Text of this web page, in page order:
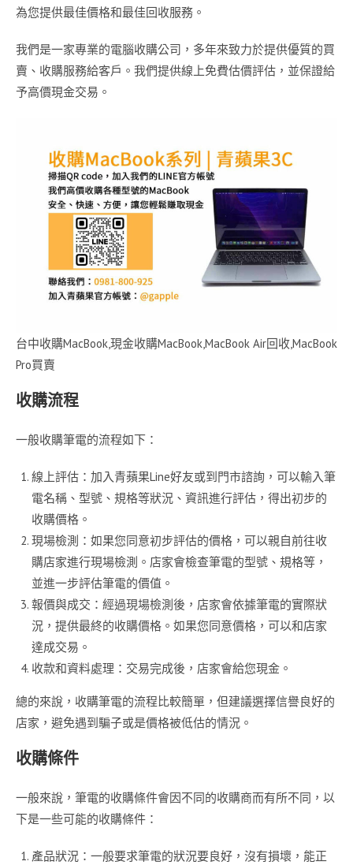
為您提供最佳價格和最佳回收服務。
我們是一家專業的電腦收購公司，多年來致力於提供優質的買
賣、收購服務給客戶。我們提供線上免費估價評估，並保證給
予高價現金交易。
台中收購MacBook,現金收購MacBook,MacBook Air回收,MacBook
Pro買賣
收購流程
一般收購筆電的流程如下：
線上評估：加入青蘋果Line好友或到門市諮詢，可以輸入筆
電名稱、型號、規格等狀況、資訊進行評估，得出初步的
收購價格。
現場檢測：如果您同意初步評估的價格，可以親自前往收
購店家進行現場檢測。店家會檢查筆電的型號、規格等，
並進一步評估筆電的價值。
報價與成交：經過現場檢測後，店家會依據筆電的實際狀
況，提供最終的收購價格。如果您同意價格，可以和店家
達成交易。
收款和資料處理：交易完成後，店家會給您現金。
總的來說，收購筆電的流程比較簡單，但建議選擇信譽良好的
店家，避免遇到騙子或是價格被低估的情況。
收購條件
一般來說，筆電的收購條件會因不同的收購商而有所不同，以
下是一些可能的收購條件：
產品狀況：一般要求筆電的狀況要良好，沒有損壞，能正